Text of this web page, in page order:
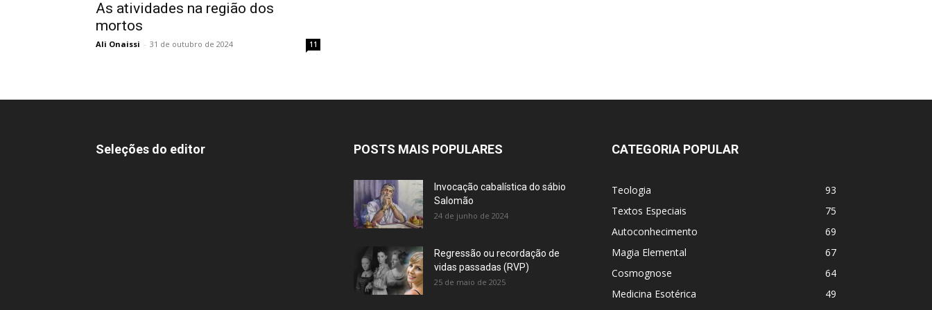
As atividades na região dos
mortos
Ali Onaissi - 31 de outubro de 2024 11
Seleções do editor POSTS MAIS POPULARES
Invocação cabalística do sábio
Salomão
24 de junho de 2024
Regressão ou recordação de
vidas passadas (RVP)
25 de maio de 2025
CATEGORIA POPULAR
Teologia
93
Textos Especiais
75
Autoconhecimento
69
Magia Elemental
67
Cosmognose
64
Medicina Esotérica
49